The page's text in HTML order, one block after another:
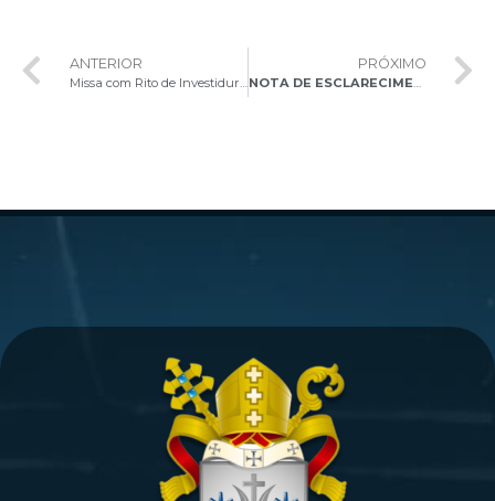
ANTERIOR
Missa com Rito de Investidura dos Ministros Extraordinários da Sagrada Comunhão Eucarística da Arquidiocese de Brasília
PRÓXIMO
NOTA DE ESCLARECIMENTO: FALSO DIÁCONO